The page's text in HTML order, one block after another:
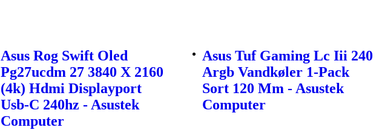
Asus Rog Swift Oled
Pg27ucdm 27 3840 X 2160
(4k) Hdmi Displayport
Usb-C 240hz - Asustek
Computer
Asus Tuf Gaming Lc Iii 240
Argb Vandkøler 1-Pack
Sort 120 Mm - Asustek
Computer